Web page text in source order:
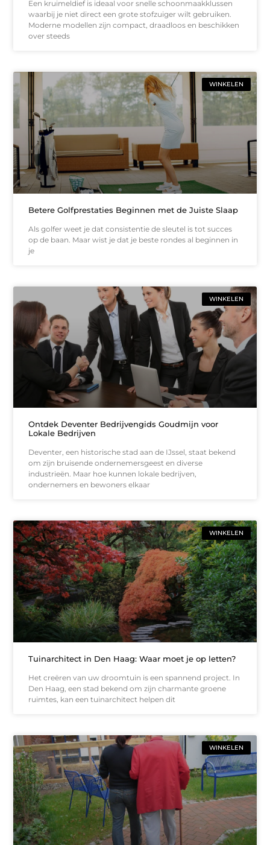
Een kruimeldief is ideaal voor snelle schoonmaakklussen
waarbij je niet direct een grote stofzuiger wilt gebruiken.
Moderne modellen zijn compact, draadloos en beschikken
over steeds
WINKELEN
Betere Golfprestaties Beginnen met de Juiste Slaap
Als golfer weet je dat consistentie de sleutel is tot succes
op de baan. Maar wist je dat je beste rondes al beginnen in
je
WINKELEN
Ontdek Deventer Bedrijvengids Goudmijn voor
Lokale Bedrijven
Deventer, een historische stad aan de IJssel, staat bekend
om zijn bruisende ondernemersgeest en diverse
industrieën. Maar hoe kunnen lokale bedrijven,
ondernemers en bewoners elkaar
WINKELEN
Tuinarchitect in Den Haag: Waar moet je op letten?
Het creëren van uw droomtuin is een spannend project. In
Den Haag, een stad bekend om zijn charmante groene
ruimtes, kan een tuinarchitect helpen dit
WINKELEN